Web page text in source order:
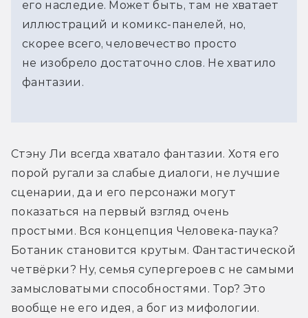
его наследие. Может быть, там не хватает
иллюстраций и комикс-панелей, но,
скорее всего, человечество просто
не изобрело достаточно слов. Не хватило
фантазии.
Стэну Ли всегда хватало фантазии. Хотя его
порой ругали за слабые диалоги, не лучшие
сценарии, да и его персонажи могут
показаться на первый взгляд очень
простыми. Вся концепция Человека-паука?
Ботаник становится крутым. Фантастической
четвёрки? Ну, семья супергероев с не самыми
замысловатыми способностями. Тор? Это
вообще не его идея, а бог из мифологии.